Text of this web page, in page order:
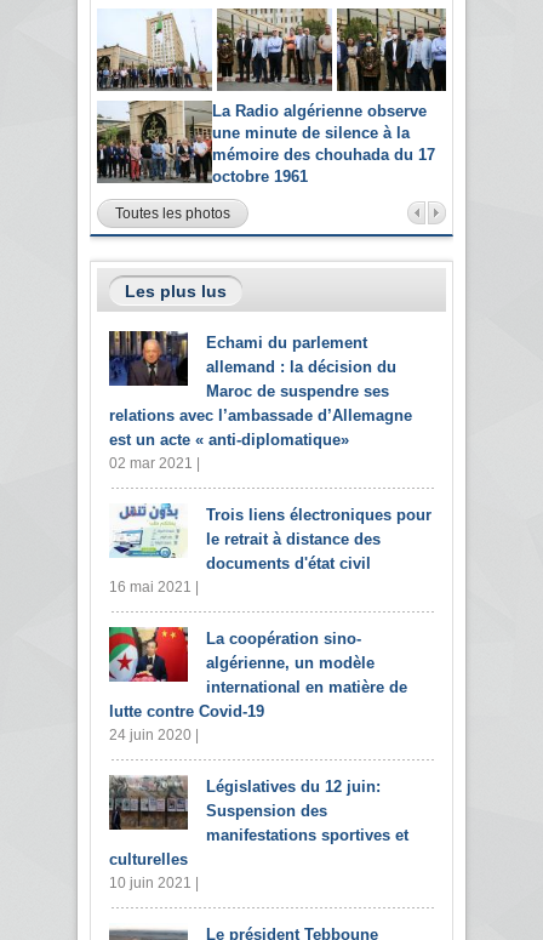
La Radio algérienne observe
une minute de silence à la
mémoire des chouhada du 17
octobre 1961
Toutes les photos
Les plus lus
Echami du parlement
allemand : la décision du
Maroc de suspendre ses
relations avec l’ambassade d’Allemagne
est un acte « anti-diplomatique»
02 mar 2021 |
Trois liens électroniques pour
le retrait à distance des
documents d'état civil
16 mai 2021 |
La coopération sino-
algérienne, un modèle
international en matière de
lutte contre Covid-19
24 juin 2020 |
Législatives du 12 juin:
Suspension des
manifestations sportives et
culturelles
10 juin 2021 |
Le président Tebboune